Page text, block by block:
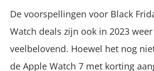
De voorspellingen voor Black
Watch deals zijn ook in 2023 weer
veelbelovend. Hoewel het nog
de Apple Watch 7 met korting